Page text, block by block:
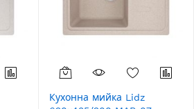
Кухонна мийка Lidz